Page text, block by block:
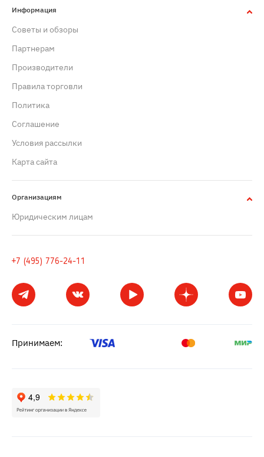
Информация
Советы и обзоры
Партнерам
Производители
Правила торговли
Политика
Cоглашение
Условия рассылки
Карта сайта
Организациям
Юридическим лицам
+7 (495) 776-24-11
Принимаем: